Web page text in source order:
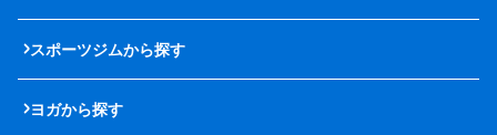
スポーツジムから探す
ヨガから探す